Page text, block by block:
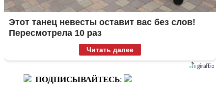
Этот танец невесты оставит вас без слов!
Пересмотрела 10 раз
Читать далее
ПОДПИСЫВАЙТЕСЬ: